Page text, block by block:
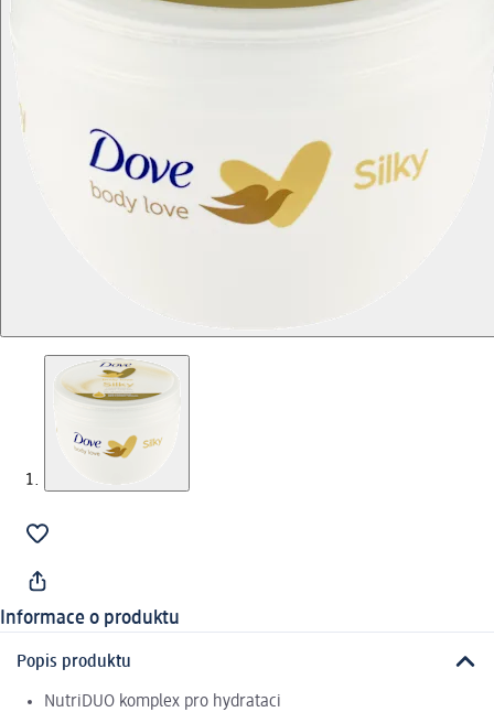
Informace o produktu
Popis produktu
NutriDUO komplex pro hydrataci